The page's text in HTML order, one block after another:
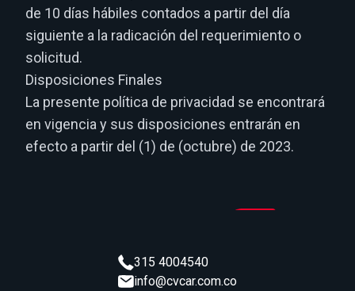
de 10 días hábiles contados a partir del día
siguiente a la radicación del requerimiento o
solicitud.
Disposiciones Finales
La presente política de privacidad se encontrará
en vigencia y sus disposiciones entrarán en
efecto a partir del (1) de (octubre) de 2023.
315 4004540
info@cvcar.com.co